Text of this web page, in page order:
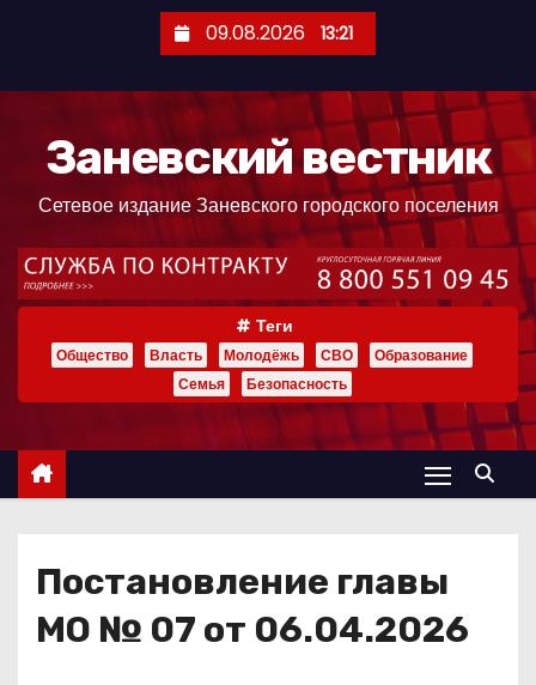
ж
09.08.2026 13:21
Заневский вестник
Сетевое издание Заневского городского поселения
Теги
Общество Власть Молодёжь СВО
Образование
Семья
Безопасность
Постановление главы
МО № 07 от 06.04.2026